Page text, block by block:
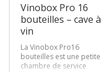
Vinobox Pro 16
bouteilles – cave à
vin
La Vinobox Pro16
bouteilles est une petite
chambre de service